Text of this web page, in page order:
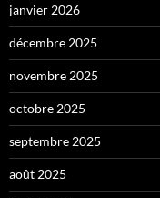
janvier 2026
décembre 2025
novembre 2025
octobre 2025
septembre 2025
août 2025